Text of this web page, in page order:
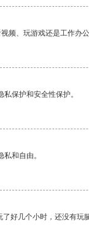
频、玩游戏还是工作办
保护和安全性保护。
和自由。
好几个小时，还没有玩腻